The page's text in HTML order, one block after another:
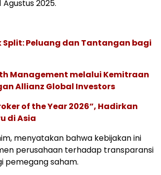
2025.
Split: Peluang dan Tantangan bagi
Management melalui Kemitraan
Allianz Global Investors
of the Year 2026”, Hadirkan
di Asia
menyatakan bahwa kebijakan ini
perusahaan terhadap transparansi
pemegang saham.